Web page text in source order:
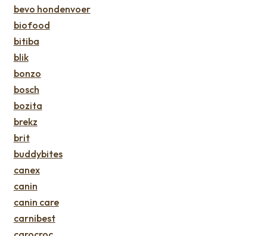
bevo hondenvoer
biofood
bitiba
blik
bonzo
bosch
bozita
brekz
brit
buddybites
canex
canin
canin care
carnibest